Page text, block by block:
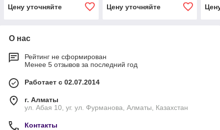
Цену уточняйте Цену уточняйте
О нас
Рейтинг не сформирован
Менее 5 отзывов за последний год
Работает с 02.07.2014
г. Алматы
ул. Абая 10, уг. ул. Фурманова, Алматы, Казахстан
Контакты